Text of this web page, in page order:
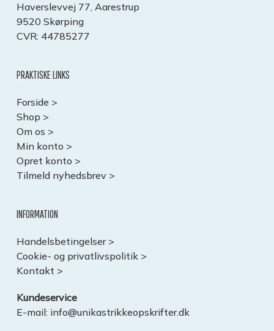
Haverslevvej 77, Aarestrup
9520 Skørping
CVR: 44785277
PRAKTISKE LINKS
Forside >
Shop >
Om os >
Min konto >
Opret konto >
Tilmeld nyhedsbrev >
INFORMATION
Handelsbetingelser >
Cookie- og privatlivspolitik >
Kontakt >
Kundeservice
E-mail: info@unikastrikkeopskrifter.dk